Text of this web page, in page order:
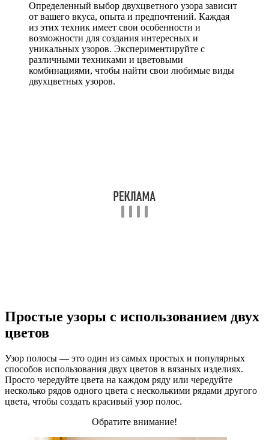
Определенный выбор двухцветного узора зависит
от вашего вкуса, опыта и предпочтений. Каждая
из этих техник имеет свои особенности и
возможности для создания интересных и
уникальных узоров. Экспериментируйте с
различными техниками и цветовыми
комбинациями, чтобы найти свои любимые виды
двухцветных узоров.
Простые узоры с использованием двух
цветов
Узор полосы — это один из самых простых и популярных
способов использования двух цветов в вязаных изделиях.
Просто чередуйте цвета на каждом ряду или чередуйте
несколько рядов одного цвета с несколькими рядами другого
цвета, чтобы создать красивый узор полос.
Обратите внимание!